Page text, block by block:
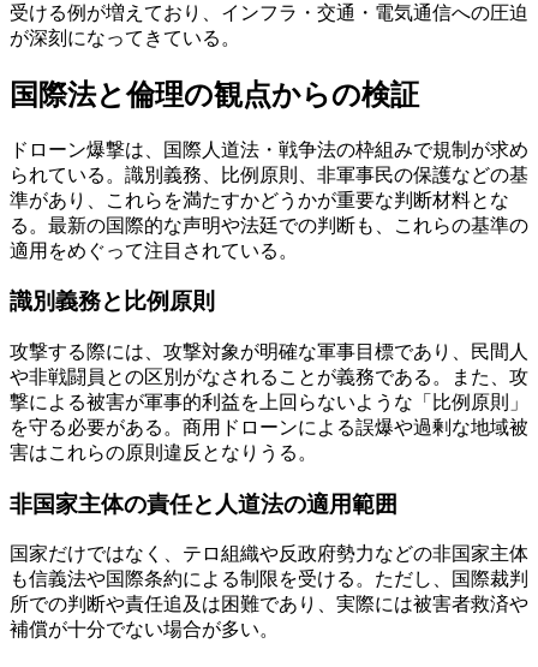
受ける例が増えており、インフラ・交通・電気通信への圧迫
が深刻になってきている。
国際法と倫理の観点からの検証
ドローン爆撃は、国際人道法・戦争法の枠組みで規制が求め
られている。識別義務、比例原則、非軍事民の保護などの基
準があり、これらを満たすかどうかが重要な判断材料とな
る。最新の国際的な声明や法廷での判断も、これらの基準の
適用をめぐって注目されている。
識別義務と比例原則
攻撃する際には、攻撃対象が明確な軍事目標であり、民間人
や非戦闘員との区別がなされることが義務である。また、攻
撃による被害が軍事的利益を上回らないような「比例原則」
を守る必要がある。商用ドローンによる誤爆や過剰な地域被
害はこれらの原則違反となりうる。
非国家主体の責任と人道法の適用範囲
国家だけではなく、テロ組織や反政府勢力などの非国家主体
も信義法や国際条約による制限を受ける。ただし、国際裁判
所での判断や責任追及は困難であり、実際には被害者救済や
補償が十分でない場合が多い。